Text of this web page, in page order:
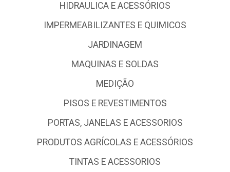
HIDRAULICA E ACESSÓRIOS
IMPERMEABILIZANTES E QUIMICOS
JARDINAGEM
MAQUINAS E SOLDAS
MEDIÇÃO
PISOS E REVESTIMENTOS
PORTAS, JANELAS E ACESSORIOS
PRODUTOS AGRÍCOLAS E ACESSÓRIOS
TINTAS E ACESSORIOS